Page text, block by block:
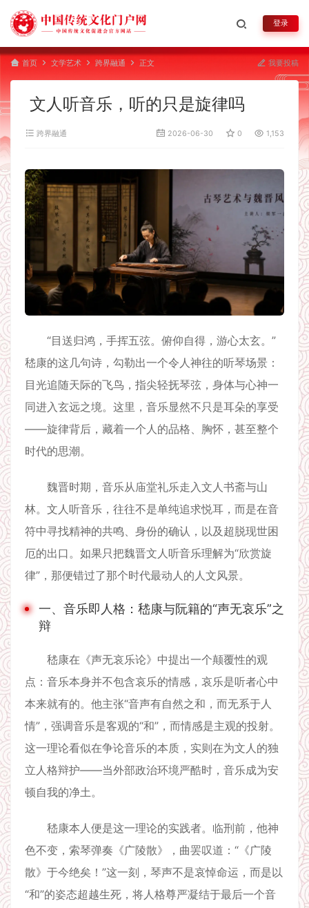
登录
首页 文学艺术 跨界融通 正文 我要投稿
文人听音乐，听的只是旋律吗
跨界融通 2026-06-30 0 1,153
“目送归鸿，手挥五弦。俯仰自得，游心太玄。”
嵇康的这几句诗，勾勒出一个令人神往的听琴场景：
目光追随天际的飞鸟，指尖轻抚琴弦，身体与心神一
同进入玄远之境。这里，音乐显然不只是耳朵的享受
——旋律背后，藏着一个人的品格、胸怀，甚至整个
时代的思潮。
魏晋时期，音乐从庙堂礼乐走入文人书斋与山
林。文人听音乐，往往不是单纯追求悦耳，而是在音
符中寻找精神的共鸣、身份的确认，以及超脱现世困
厄的出口。如果只把魏晋文人听音乐理解为“欣赏旋
律”，那便错过了那个时代最动人的人文风景。
一、音乐即人格：嵇康与阮籍的“声无哀乐”之
辩
嵇康在《声无哀乐论》中提出一个颠覆性的观
点：音乐本身并不包含哀乐的情感，哀乐是听者心中
本来就有的。他主张“音声有自然之和，而无系于人
情”，强调音乐是客观的“和”，而情感是主观的投射。
这一理论看似在争论音乐的本质，实则在为文人的独
立人格辩护——当外部政治环境严酷时，音乐成为安
顿自我的净土。
嵇康本人便是这一理论的实践者。临刑前，他神
色不变，索琴弹奏《广陵散》，曲罢叹道：“《广陵
散》于今绝矣！”这一刻，琴声不是哀悼命运，而是以
“和”的姿态超越生死，将人格尊严凝结于最后一个音